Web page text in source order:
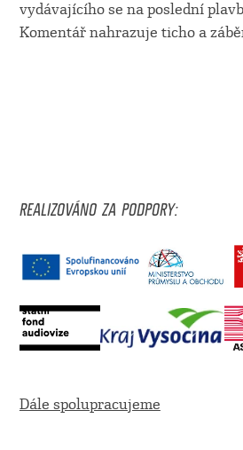
vydávajícího se na poslední
Komentář nahrazuje ticho a
REALIZOVÁNO ZA PODPORY:
Dále spolupracujeme